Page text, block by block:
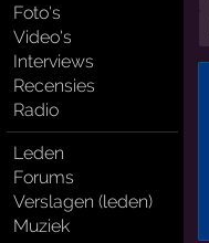
Foto's
Video's
Interviews
Recensies
Radio
Leden
Forums
Verslagen (leden)
Muziek